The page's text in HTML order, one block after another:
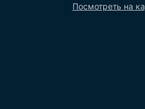
Посмотреть на